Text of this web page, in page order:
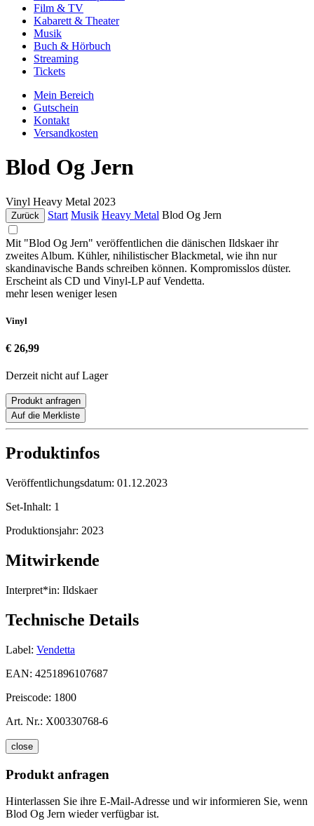
Film & TV
Kabarett & Theater
Musik
Buch & Hörbuch
Streaming
Tickets
Mein Bereich
Gutschein
Kontakt
Versandkosten
Blod Og Jern
Vinyl Heavy Metal 2023
Zurück Start Musik Heavy Metal Blod Og Jern
Mit "Blod Og Jern" veröffentlichen die dänischen Ildskaer ihr
zweites Album. Kühler, nihilistischer Blackmetal, wie ihn nur
skandinavische Bands schreiben können. Kompromisslos düster.
Erscheint als CD und Vinyl-LP auf Vendetta.
mehr lesen weniger lesen
Vinyl
€ 26,99
Derzeit nicht auf Lager
Produkt anfragen
Auf die Merkliste
Produktinfos
Veröffentlichungsdatum: 01.12.2023
Set-Inhalt: 1
Produktionsjahr: 2023
Mitwirkende
Interpret*in: Ildskaer
Technische Details
Label: Vendetta
EAN: 4251896107687
Preiscode: 1800
Art. Nr.: X00330768-6
close
Produkt anfragen
Hinterlassen Sie ihre E-Mail-Adresse und wir informieren Sie, wenn
Blod Og Jern wieder verfügbar ist.